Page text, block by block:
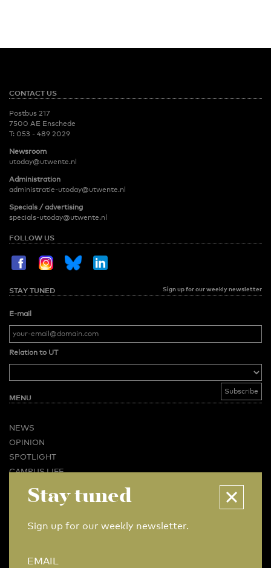
CONTACT US
Postbus 217
7500 AE Enschede
T: 053 - 489 2029
Newsroom
utoday@utwente.nl
Administration
administratie-utoday@utwente.nl
Specials / advertising
specials-utoday@utwente.nl
FOLLOW US
STAY TUNED Sign up for our weekly newsletter
E-mail
Relation to UT
MENU
NEWS
OPINION
SPOTLIGHT
CAMPUS LIFE
BUSINESS & CAREER
CONTACT
Stay tuned
Sign up for our weekly newsletter.
EMAIL